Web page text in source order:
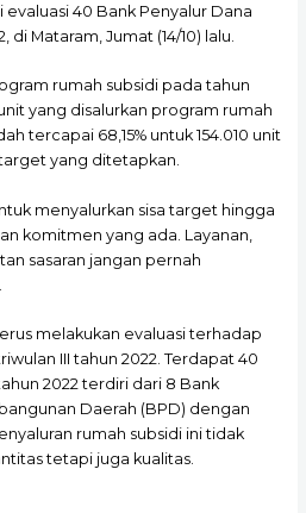
evaluasi 40 Bank Penyalur Dana
di Mataram, Jumat (14/10) lalu.
rumah subsidi pada tahun
yang disalurkan program rumah
tercapai 68,15% untuk 154.010 unit
target yang ditetapkan.
menyalurkan sisa target hingga
komitmen yang ada. Layanan,
sasaran jangan pernah
melakukan evaluasi terhadap
III tahun 2022. Terdapat 40
2022 terdiri dari 8 Bank
Daerah (BPD) dengan
rumah subsidi ini tidak
tetapi juga kualitas.